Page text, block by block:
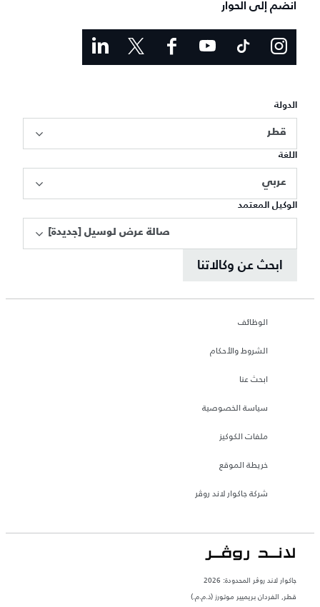
انضم إلى الحوار
الدولة
قطر
اللغة
عربي
الوكيل المعتمد
[صالة عرض لوسيل [جديدة
ابحث عن وكالاتنا
الوظائف
الشروط والأحكام
ابحث عنا
سياسة الخصوصية
ملفات الكوكيز
خريطة الموقع
شركة جاكوار لاند روڤر
جاكوار لاند روڨر المحدودة: 2026
قطر, الفردان بريميير موتورز (ذ.م.م.)